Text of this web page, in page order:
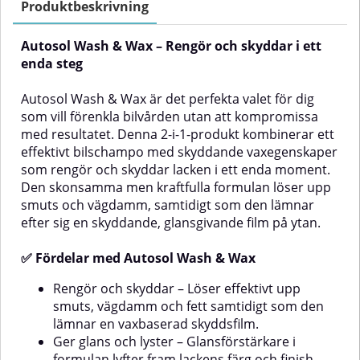
gummitätningar samt krom- och
säkert att använda på
polykarbonat-strålkastare och
bakljus i PMMA/perspex.Så här
ShampooSkaka flaskan väl före
användning.Se till att fordonets
yta är sval (använd inte i direkt
solljus eller på heta ytor).Späd
schampot med vatten (dosering
enligt anvisning) och skumma
upp lösningen.Applicera med en
tvätthandske eller mjuk svamp
över hela fordonet.Spola av
noggrant med rent vatten innan
smutsavvisande: Skyddar mot
liter vatten).Lätt att använda:
Passar både nybörjare och
erfarna användare.Mångsidigt:
Kan användas på alla typer av
lackerade ytor.💡 Så använder du
Koch-Chemie
NanoMagicShampooBlanda cirka
50 ml schampo (5 kapsyler) i 10
liter varmt vatten.Tvätta
fordonet med en mjuk svamp
mjuk vattenstråle för att undvika
ren mikrofiberduk för att få
maximal glans.För extra glans
och enklare torkning – använd
Koch-Chemie AllroundQuickShine
efteråt.
Produktbeskrivning
Autosol Wash & Wax – Rengör och skyddar i ett
enda steg
Autosol Wash & Wax är det perfekta valet för dig
som vill förenkla bilvården utan att kompromissa
med resultatet. Denna 2-i-1-produkt kombinerar ett
effektivt bilschampo med skyddande vaxegenskaper
som rengör och skyddar lacken i ett enda moment.
Den skonsamma men kraftfulla formulan löser upp
smuts och vägdamm, samtidigt som den lämnar
efter sig en skyddande, glansgivande film på ytan.
✅ Fördelar med Autosol Wash & Wax
Rengör och skyddar – Löser effektivt upp
smuts, vägdamm och fett samtidigt som den
lämnar en vaxbaserad skyddsfilm.
Ger glans och lyster – Glansförstärkare i